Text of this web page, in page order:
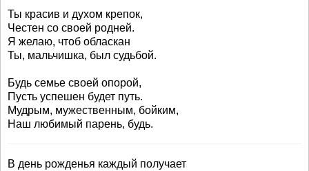
Ты красив и духом крепок,
Честен со своей родней.
Я желаю, чтоб обласкан
Ты, мальчишка, был судьбой.
Будь семье своей опорой,
Пусть успешен будет путь.
Мудрым, мужественным, бойким,
Наш любимый парень, будь.
В день рожденья каждый получает